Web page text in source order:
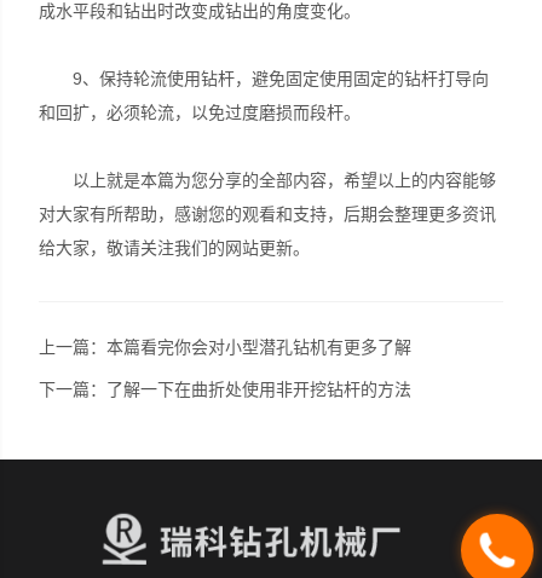
成水平段和钻出时改变成钻出的角度变化。
9、保持轮流使用钻杆，避免固定使用固定的钻杆打导向
和回扩，必须轮流，以免过度磨损而段杆。
以上就是本篇为您分享的全部内容，希望以上的内容能够
对大家有所帮助，感谢您的观看和支持，后期会整理更多资讯
给大家，敬请关注我们的网站更新。
上一篇：本篇看完你会对小型潜孔钻机有更多了解
下一篇： 了解一下在曲折处使用非开挖钻杆的方法